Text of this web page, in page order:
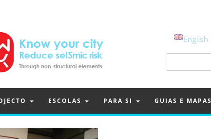
English
por:
ESCOLAS PARA SI GUIAS E MAPAS